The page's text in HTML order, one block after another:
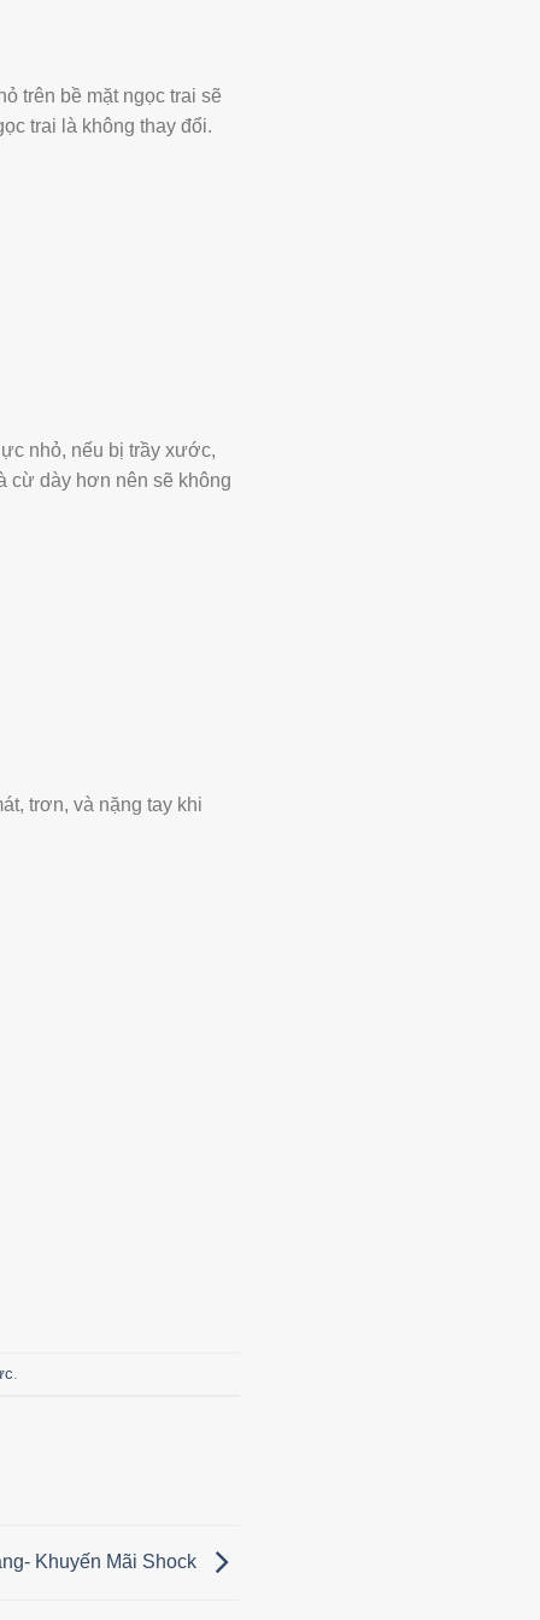
trên bề mặt ngọc trai sẽ
trai là không thay đổi.
nhỏ, nếu bị trầy xước,
cừ dày hơn nên sẽ không
trơn, và nặng tay khi
Khuyến Mãi Shock